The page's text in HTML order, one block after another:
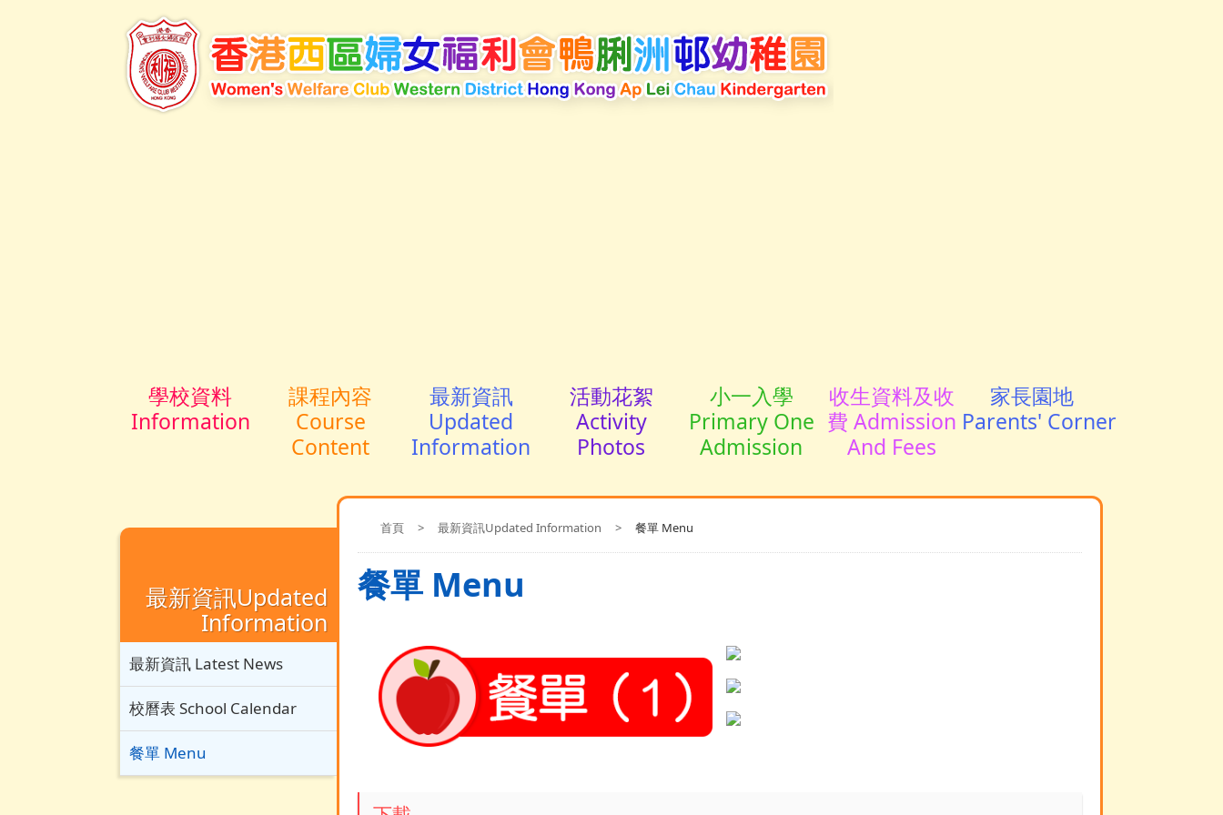
學校資料
Information
課程內容
Course
Content
最新資訊
Updated
Information
活動花絮
Activity
Photos
小一入學
Primary One
Admission
收生資料及收
費 Admission
And Fees
家長園地
Parents' Corner
首頁 > 最新資訊Updated Information > 餐單 Menu
餐單 Menu
最新資訊Updated
Information
最新資訊 Latest News
校曆表 School Calendar
餐單 Menu